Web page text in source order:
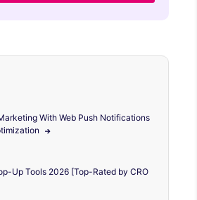
With Web Push Notifications
Up Tools 2026 [Top-Rated by CRO